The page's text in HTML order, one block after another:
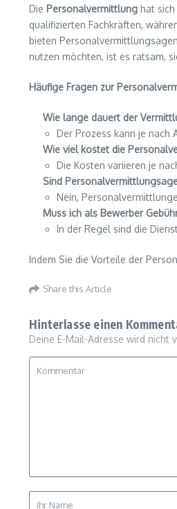
Die Personalvermittlung hat
qualifizierten Fachkräften,
bieten
nutzen möchten, ist es ratsam,
Häufige Fragen zur
Wie lange dauert der
Der Prozess kann je nach
Wie viel kostet die
Die Kosten variieren je
Sind
Nein,
Muss ich als Bewerber
In der Regel sind die
Indem Sie die Vorteile der
Share this Article
Hinterlasse einen
Deine E-Mail-Adresse wird nicht